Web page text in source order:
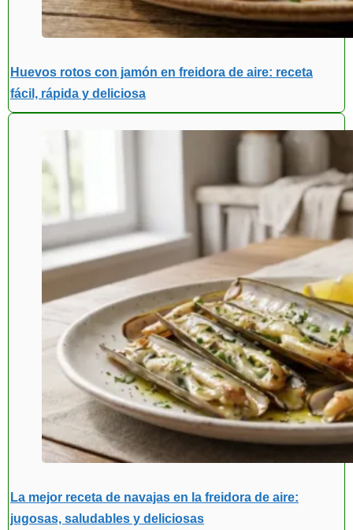
Huevos rotos con jamón en freidora de aire: receta
fácil, rápida y deliciosa
La mejor receta de navajas en la freidora de aire:
jugosas, saludables y deliciosas